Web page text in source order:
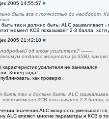
2005 14:55:57 #
быть все с точностью до наоборот.
быть так и должно быть: ALC зашкаливает -
момент КСВ показывает 2-3 балла,
2005 21:42:10 #
об этом усилителе? --------
отдавал мощности (в SSB),
характеристик усилителя не занимался.
Конец года!
как проверю.
быть так и должно быть: ALC
этот момент КСВ показывает 2-3 балла,
значения ALC мощность
ALC влияют многие параметры и КСВ в